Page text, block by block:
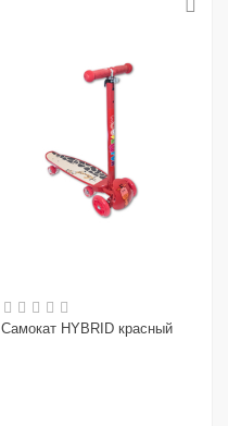
Самокат HYBRID красный